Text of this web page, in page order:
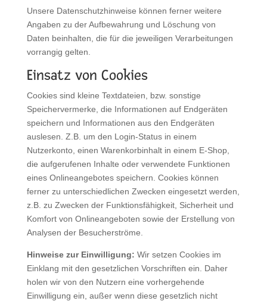
Unsere Datenschutzhinweise können ferner weitere
Angaben zu der Aufbewahrung und Löschung von
Daten beinhalten, die für die jeweiligen Verarbeitungen
vorrangig gelten.
Einsatz von Cookies
Cookies sind kleine Textdateien, bzw. sonstige
Speichervermerke, die Informationen auf Endgeräten
speichern und Informationen aus den Endgeräten
auslesen. Z.B. um den Login-Status in einem
Nutzerkonto, einen Warenkorbinhalt in einem E-Shop,
die aufgerufenen Inhalte oder verwendete Funktionen
eines Onlineangebotes speichern. Cookies können
ferner zu unterschiedlichen Zwecken eingesetzt werden,
z.B. zu Zwecken der Funktionsfähigkeit, Sicherheit und
Komfort von Onlineangeboten sowie der Erstellung von
Analysen der Besucherströme.
Hinweise zur Einwilligung: Wir setzen Cookies im
Einklang mit den gesetzlichen Vorschriften ein. Daher
holen wir von den Nutzern eine vorhergehende
Einwilligung ein, außer wenn diese gesetzlich nicht